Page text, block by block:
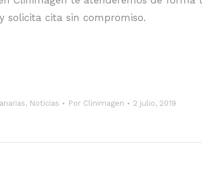
y solicita cita sin compromiso.
, Noticias Por Clinimagen 2 julio, 2019